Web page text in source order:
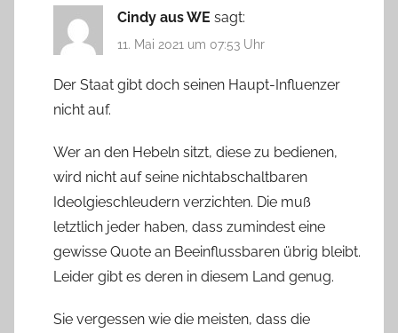
Cindy aus WE sagt:
11. Mai 2021 um 07:53 Uhr
Der Staat gibt doch seinen Haupt-Influenzer
nicht auf.
Wer an den Hebeln sitzt, diese zu bedienen,
wird nicht auf seine nichtabschaltbaren
Ideolgieschleudern verzichten. Die muß
letztlich jeder haben, dass zumindest eine
gewisse Quote an Beeinflussbaren übrig bleibt.
Leider gibt es deren in diesem Land genug.
Sie vergessen wie die meisten, dass die